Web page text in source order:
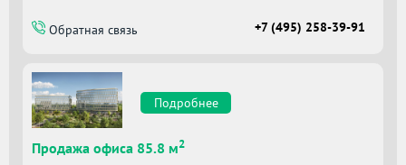
Обратная связь +7 (495) 258-39-91
Подробнее
Продажа офиса 85.8 м2